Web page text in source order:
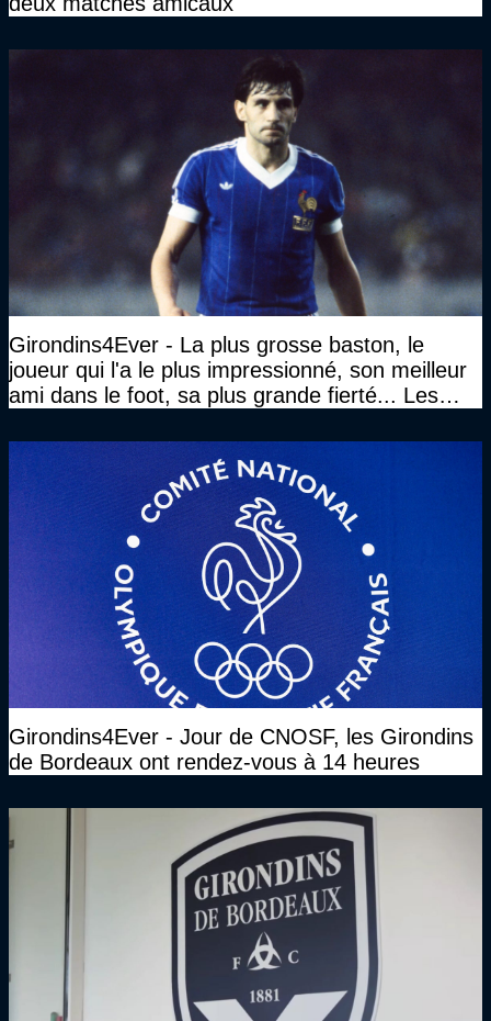
Girondins4Ever - La plus grosse baston, le
joueur qui l'a le plus impressionné, son meilleur
ami dans le foot, sa plus grande fierté... Les
Girondins4Ever - Jour de CNOSF, les Girondins
de Bordeaux ont rendez-vous à 14 heures